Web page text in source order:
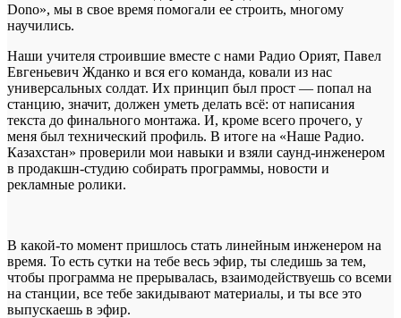
Dono», мы в свое время помогали ее строить, многому
научились.
Наши учителя строившие вместе с нами Радио Орият, Павел
Евгеньевич Жданко и вся его команда, ковали из нас
универсальных солдат. Их принцип был прост — попал на
станцию, значит, должен уметь делать всё: от написания
текста до финального монтажа. И, кроме всего прочего, у
меня был технический профиль. В итоге на «Наше Радио.
Казахстан» проверили мои навыки и взяли саунд-инженером
в продакшн-студию собирать программы, новости и
рекламные ролики.
В какой-то момент пришлось стать линейным инженером на
время. То есть сутки на тебе весь эфир, ты следишь за тем,
чтобы программа не прерывалась, взаимодействуешь со всеми
на станции, все тебе закидывают материалы, и ты все это
выпускаешь в эфир.